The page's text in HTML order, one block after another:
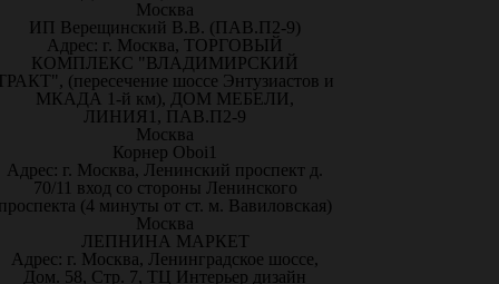
Москва
ИП Верещинский В.В. (ПАВ.П2-9)
Адрес: г. Москва, ТОРГОВЫЙ
КОМПЛЕКС "ВЛАДИМИРСКИЙ
(пересечение шоссе Энтузиастов и
МКАДА 1-й км), ДОМ МЕБЕЛИ,
ЛИНИЯ1, ПАВ.П2-9
Москва
Корнер Oboi1
Адрес: г. Москва, Ленинский проспект д.
70/11 вход со стороны Ленинского
(4 минуты от ст. м. Вавиловская)
Москва
ЛЕПНИНА МАРКЕТ
Адрес: г. Москва, Ленинградское шоссе,
Дом. 58, Стр. 7, ТЦ Интерьер дизайн